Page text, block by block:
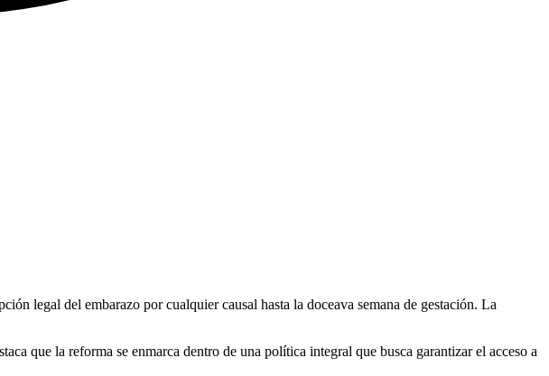
legal del embarazo por cualquier causal hasta la doceava semana de gestación. La
que la reforma se enmarca dentro de una política integral que busca garantizar el acceso a